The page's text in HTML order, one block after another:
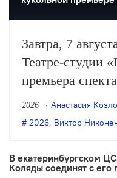
Завтра, 7
Театре-студии
премьера
«Жили-были»
Бирюкова.
2026
Анастасия
2026, Виктор
В екатеринбургском
Коляды соединят с его